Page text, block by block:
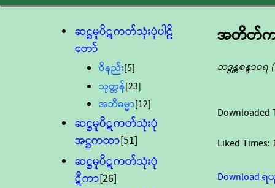
ဆဋ္ဌမူပိဋကတ်သုံးပုံပါဠိ
တော်
ဝိနည်း[5]
သုတ္တန်[23]
အဘိဓမ္မာ[12]
ဆဋ္ဌမူပိဋကတ်သုံးပုံ
အဋ္ဌကထာ[51]
ဆဋ္ဌမူပိဋကတ်သုံးပုံ
ဋီကာ[26]
အတိတ်က
ဘဒ္ဒန္တစန္ဒာ
Downloaded
Liked Times:
Download